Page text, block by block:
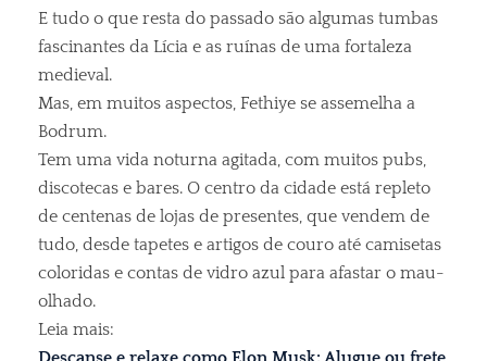
E tudo o que resta do passado são algumas tumbas
fascinantes da Lícia e as ruínas de uma fortaleza
medieval.
Mas, em muitos aspectos, Fethiye se assemelha a
Bodrum.
Tem uma vida noturna agitada, com muitos pubs,
discotecas e bares. O centro da cidade está repleto
de centenas de lojas de presentes, que vendem de
tudo, desde tapetes e artigos de couro até camisetas
coloridas e contas de vidro azul para afastar o mau-
olhado.
Leia mais: